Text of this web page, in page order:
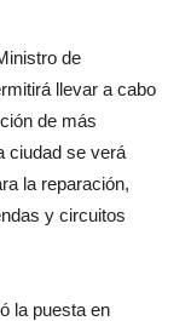
de
llevar a cabo
de más
ciudad se verá
la reparación,
y circuitos
la puesta en